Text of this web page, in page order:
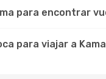
para encontrar
para viajar a